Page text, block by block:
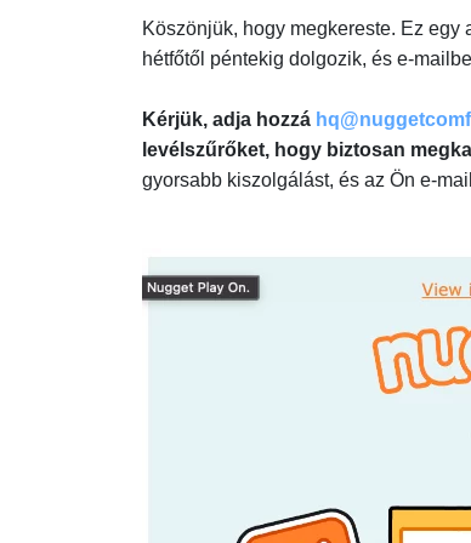
Köszönjük, hogy megkereste. Ez
hétfőtől péntekig dolgozik, és e-
Kérjük, adja hozzá
levélszűrőket, hogy biztosan
gyorsabb kiszolgálást, és az Ön e-